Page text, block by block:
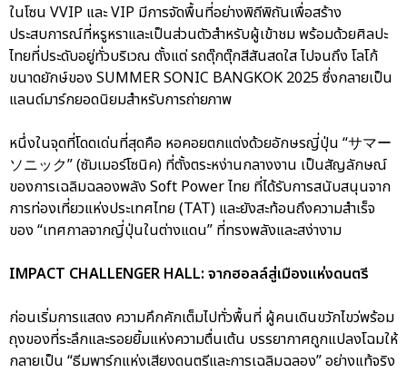
ในโซน VVIP และ VIP มีการจัดพื้นที่อย่างพิถีพิถันเพื่อสร้าง
ประสบการณ์ที่หรูหราและเป็นส่วนตัวสำหรับผู้เข้าชม พร้อมด้วยศิลปะ
ไทยที่ประดับอยู่ทั่วบริเวณ ตั้งแต่ รถตุ๊กตุ๊กสีสันสดใส ไปจนถึง โลโก้
ขนาดยักษ์ของ SUMMER SONIC BANGKOK 2025 ซึ่งกลายเป็น
แลนด์มาร์กยอดนิยมสำหรับการถ่ายภาพ
หนึ่งในจุดที่โดดเด่นที่สุดคือ หอคอยตกแต่งด้วยอักษรญี่ปุ่น “サマー
ソニック” (ซัมเมอร์โซนิค) ที่ตั้งตระหง่านกลางงาน เป็นสัญลักษณ์
ของการเฉลิมฉลองพลัง Soft Power ไทย ที่ได้รับการสนับสนุนจาก
การท่องเที่ยวแห่งประเทศไทย (TAT) และยังสะท้อนถึงความสำเร็จ
ของ “เทศกาลจากญี่ปุ่นในต่างแดน” ที่ทรงพลังและสง่างาม
IMPACT CHALLENGER HALL: จากฮอลล์สู่เมืองแห่งดนตรี
ก่อนเริ่มการแสดง ความคึกคักเต็มไปทั่วพื้นที่ ผู้คนเดินขวักไขว่พร้อม
ถุงของที่ระลึกและรอยยิ้มแห่งความตื่นเต้น บรรยากาศถูกแปลงโฉมให้
กลายเป็น “ธีมพาร์กแห่งเสียงดนตรีและการเฉลิมฉลอง” อย่างแท้จริง